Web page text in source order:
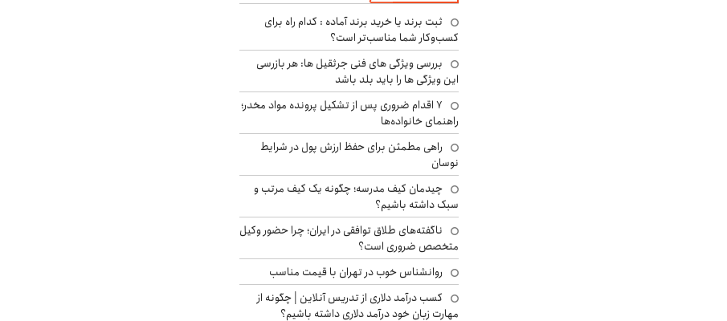
ثبت برند یا خرید برند آماده : کدام راه برای
کسب‌وکار شما مناسب‌تر است؟
بررسی ویژگی های فنی جرثقیل ها: هر بازرسی
این ویژگی ها را باید بلد باشد
۷ اقدام ضروری پس از تشکیل پرونده مواد مخدر؛
راهنمای خانواده‌ها
راهی مطمئن برای حفظ ارزش پول در شرایط
نوسان
چیدمان کیف مدرسه؛ چگونه یک کیف مرتب و
سبک داشته باشیم؟
ناگفته‌های طلاق توافقی در ایران؛ چرا حضور وکیل
متخصص ضروری است؟
روانشناس خوب در تهران با قیمت مناسب
کسب درآمد دلاری از تدریس آنلاین | چگونه از
مهارت زبان خود درآمد دلاری داشته باشیم؟